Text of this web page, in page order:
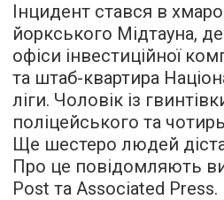
Інцидент стався в
йоркського Мідтауна,
офіси інвестиційної
та штаб-квартира
ліги. Чоловік із
поліцейського та
Ще шестеро людей
Про це повідомляють
Post та Associated Press.